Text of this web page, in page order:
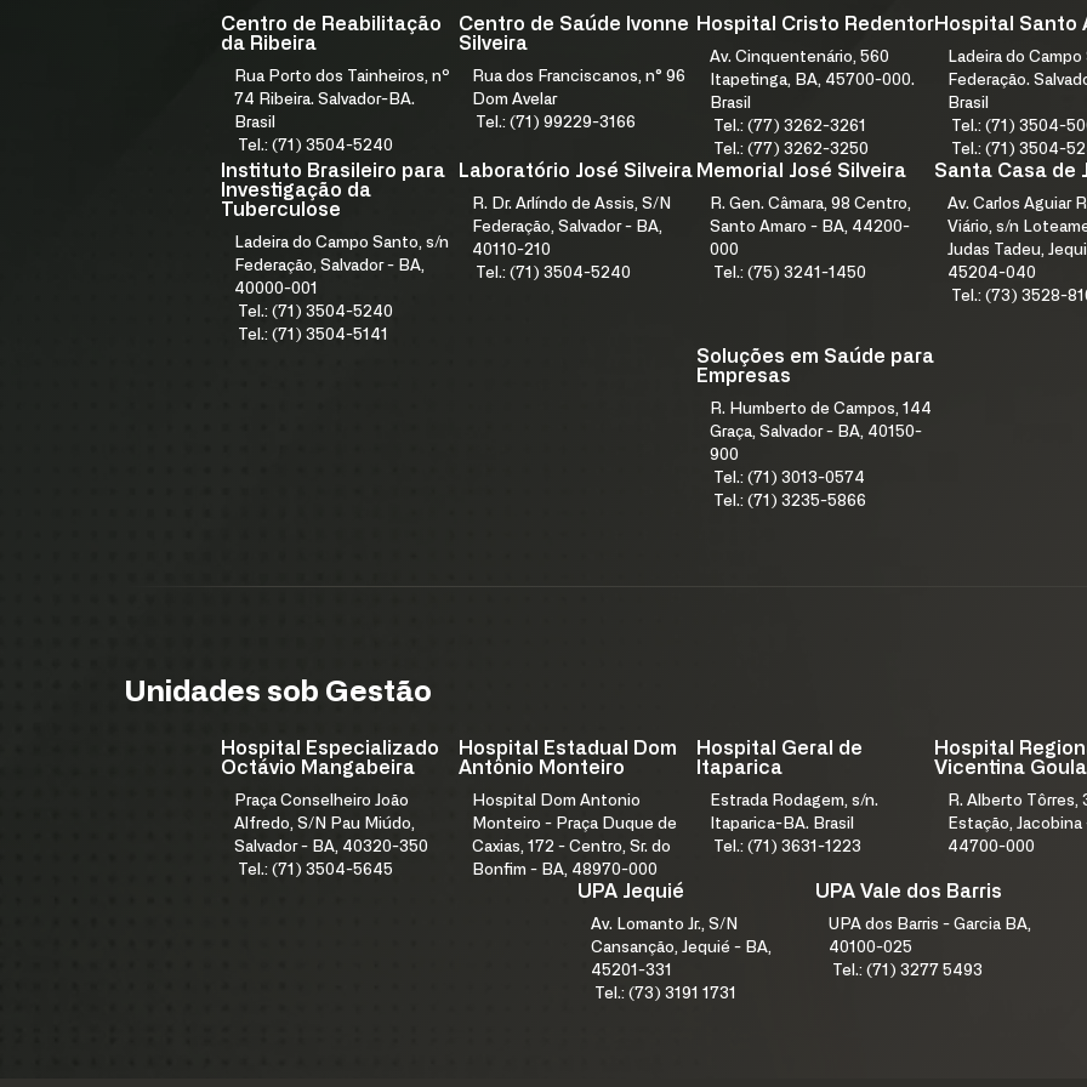
Centro de Reabilitação
da Ribeira
Rua Porto dos Tainheiros, nº
74 Ribeira. Salvador-BA.
Brasil
Tel.: (71) 3504-5240
Centro de Saúde Ivonne
Silveira
Rua dos Franciscanos, n° 96
Dom Avelar
Tel.: (71) 99229-3166
Hospital Cristo Redentor
Av. Cinquentenário, 560
Itapetinga, BA, 45700-000.
Brasil
Tel.: (77) 3262-3261
Tel.: (77) 3262-3250
Hospital Santo
Ladeira do
Federação.
Brasil
Tel.: (71) 3504-
Tel.: (71) 3504-
Instituto Brasileiro para
Investigação da
Tuberculose
Ladeira do Campo Santo, s/n
Federação, Salvador - BA,
40000-001
Tel.: (71) 3504-5240
Tel.: (71) 3504-5141
Laboratório José Silveira
R. Dr. Arlíndo de Assis, S/N
Federação, Salvador - BA,
40110-210
Tel.: (71) 3504-5240
Memorial José Silveira
R. Gen. Câmara, 98 Centro,
Santo Amaro - BA, 44200-
000
Tel.: (75) 3241-1450
Santa Casa de
Av. Carlos Aguiar
Viário, s/n
Judas Tadeu,
45204-040
Tel.: (73) 3528-
Soluções em Saúde para
Empresas
R. Humberto de Campos, 144
Graça, Salvador - BA, 40150-
900
Tel.: (71) 3013-0574
Tel.: (71) 3235-5866
Unidades sob Gestão
Hospital Especializado
Octávio Mangabeira
Praça Conselheiro João
Alfredo, S/N Pau Miúdo,
Salvador - BA, 40320-350
Tel.: (71) 3504-5645
Hospital Estadual Dom
Antônio Monteiro
Hospital Dom Antonio
Monteiro - Praça Duque de
Caxias, 172 - Centro, Sr. do
Bonfim - BA, 48970-000
Hospital Geral de
Itaparica
Estrada Rodagem, s/n.
Itaparica-BA. Brasil
Tel.: (71) 3631-1223
Hospital
Vicentina
R. Alberto Tôrres,
Estação, Jacobina
44700-000
UPA Jequié
Av. Lomanto Jr., S/N
Cansanção, Jequié - BA,
45201-331
Tel.: (73) 3191 1731
UPA Vale dos Barris
UPA dos Barris - Garcia BA,
40100-025
Tel.: (71) 3277 5493